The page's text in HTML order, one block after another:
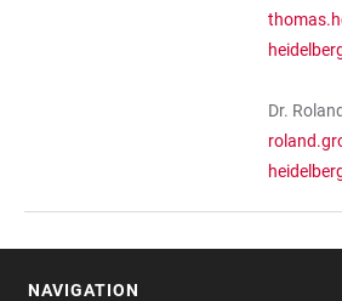
Dr.
NAVIGATION